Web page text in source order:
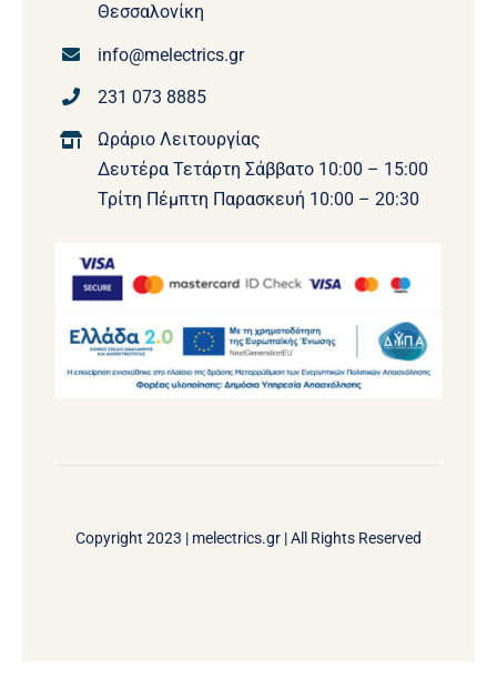
Θεσσαλονίκη
info@melectrics.gr
231 073 8885
Ωράριο Λειτουργίας
Δευτέρα Τετάρτη Σάββατο 10:00 – 15:00
Τρίτη Πέμπτη Παρασκευή 10:00 – 20:30
Copyright 2023 | melectrics.gr | All Rights Reserved